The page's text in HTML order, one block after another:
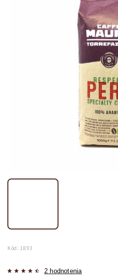
Kód: 1893
2 hodnotenia